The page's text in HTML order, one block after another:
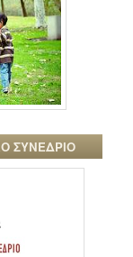
ΣΥΝΕΔΡΙΟ